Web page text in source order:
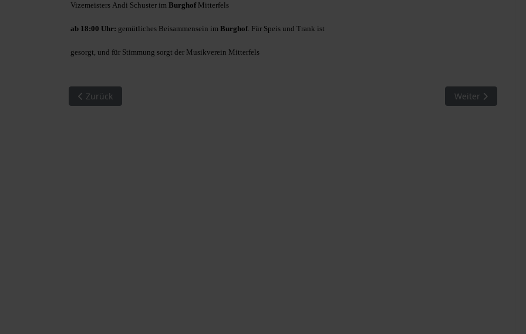
Vizemeisters Andi Schuster im BurghofMitterfels
ab 18:00 Uhr: gemütliches Beisammensein im Burghof. Für Speis und Trank ist
gesorgt, und für Stimmung sorgt der Musikverein Mitterfels
Vorheriger Beitrag: Das 25-jährige Priesterjubiläum von Prior P. Martin Müller
Zurück Nächster Beitrag:
Weiter